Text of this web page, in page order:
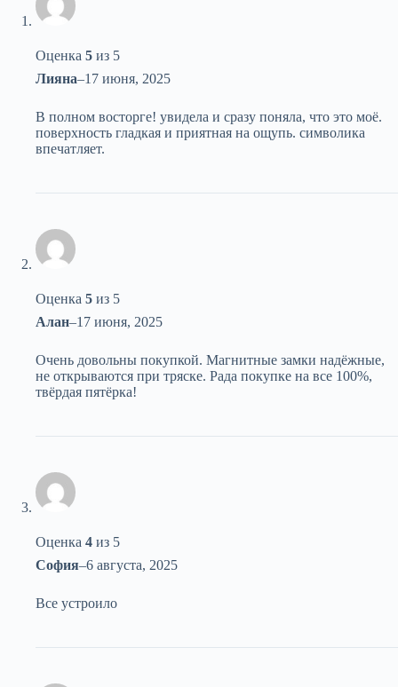
Оценка 5 из 5
Лияна–17 июня, 2025
В полном восторге! увидела и сразу поняла, что это моё.
поверхность гладкая и приятная на ощупь. символика
впечатляет.
Оценка 5 из 5
Алан–17 июня, 2025
Очень довольны покупкой. Магнитные замки надёжные,
не открываются при тряске. Рада покупке на все 100%,
твёрдая пятёрка!
Оценка 4 из 5
София–6 августа, 2025
Все устроило